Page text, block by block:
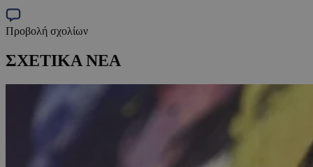
Προβολή σχολίων
ΣΧΕΤΙΚΑ ΝΕΑ